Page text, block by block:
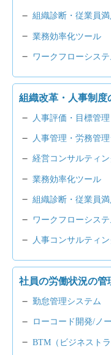
組織診断・従業員
業務効率化ツール
ワークフローシステ
組織改革・人事制度
人事評価・目標管
人事管理・労務管
経営コンサルティ
業務効率化ツール
組織診断・従業員
ワークフローシステ
人事コンサルティ
社員の労働状況の管
勤怠管理システム
ローコード開発/ノ
BTM（ビジネスト